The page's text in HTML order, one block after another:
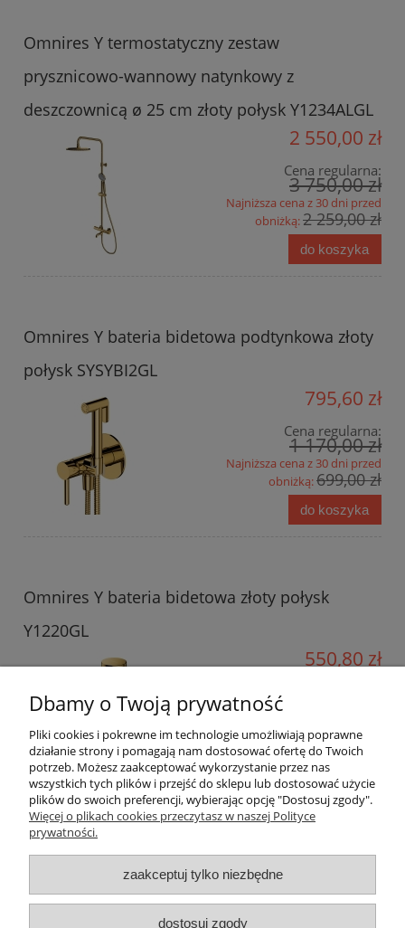
Omnires Y termostatyczny zestaw
prysznicowo-wannowy natynkowy z
deszczownicą ø 25 cm złoty połysk Y1234ALGL
2 550,00 zł
Cena regularna:
3 750,00 zł
Najniższa cena z 30 dni przed
obniżką:2 259,00 zł
do koszyka
Omnires Y bateria bidetowa podtynkowa złoty
połysk SYSYBI2GL
795,60 zł
Cena regularna:
1 170,00 zł
Najniższa cena z 30 dni przed
obniżką:699,00 zł
do koszyka
Omnires Y bateria bidetowa złoty połysk
Y1220GL
550,80 zł
Najniższa cena z 30 dni przed
do koszyka
Informacje o sklepie
Warunki zakupów
Dbamy o Twoją prywatność
Pliki cookies i pokrewne im technologie umożliwiają poprawne
działanie strony i pomagają nam dostosować ofertę do Twoich
potrzeb. Możesz zaakceptować wykorzystanie przez nas
wszystkich tych plików i przejść do sklepu lub dostosować użycie
plików do swoich preferencji, wybierając opcję "Dostosuj zgody".
Więcej o plikach cookies przeczytasz w naszej Polityce
prywatności.
zaakceptuj tylko niezbędne
dostosuj zgody